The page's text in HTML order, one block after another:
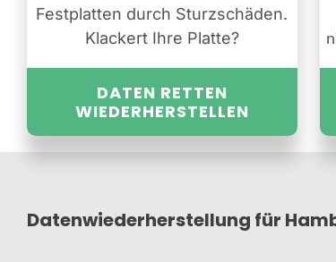
Festplatten durch Sturzschäden.
Klackert Ihre Platte?
DATEN RETTEN
WIEDERHERSTELLEN
Datenwiederherstellung für